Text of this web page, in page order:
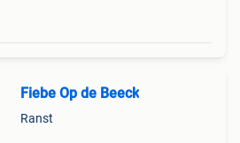
Fiebe Op de Beeck
Ranst